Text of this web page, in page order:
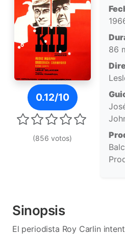
Póster de Texas Kid
0.12/10
(856 votos)
86
Sinopsis
El periodista Roy Carlin